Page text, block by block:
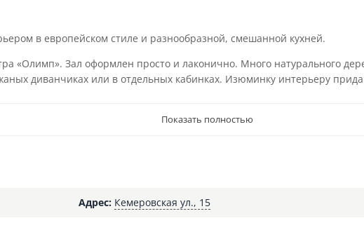
в европейском стиле и разнообразной, смешанной кухней.
«Олимп». Зал оформлен просто и лаконично. Много натурального
диванчиках или в отдельных кабинках. Изюминку интерьеру
Показать полностью
Адрес: Кемеровская ул., 15